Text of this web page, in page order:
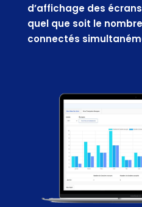
d’affichage des écrans
quel que soit le
connectés